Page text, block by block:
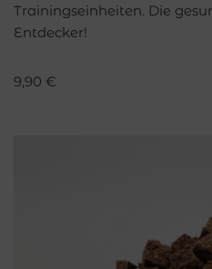
Trainingseinheiten. Die
Entdecker!
9,90 €